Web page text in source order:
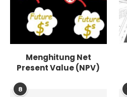
Menghitung Net
Present Value (NPV)
8